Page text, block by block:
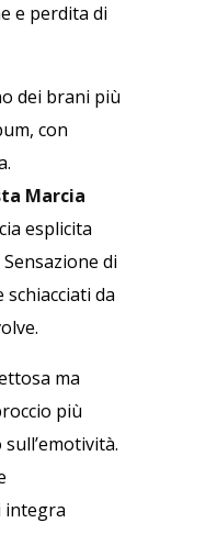
e perdita di
dei brani più
con
Marcia
esplicita
di
da
ma
più
integra